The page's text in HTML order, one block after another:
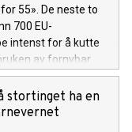
55». De neste to
700 EU-
intenst for å kutte
av fornybar
som en politisk
og økonomi.
som vi avviser
stortinget ha en